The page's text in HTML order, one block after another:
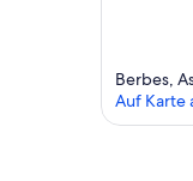
Berbes,
Auf Karte